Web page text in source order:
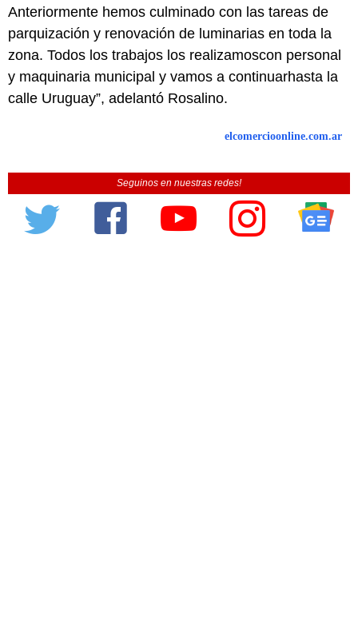
Anteriormente hemos culminado con las tareas de
parquización y renovación de luminarias en toda la
zona. Todos los trabajos los realizamoscon personal
y maquinaria municipal y vamos a continuarhasta la
calle Uruguay”, adelantó Rosalino.
elcomercioonline.com.ar
Seguinos en nuestras redes!